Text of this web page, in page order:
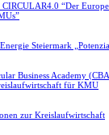
“Der
Steiermark
Business Academy
für KMU
zur Kreislaufwirtschaft